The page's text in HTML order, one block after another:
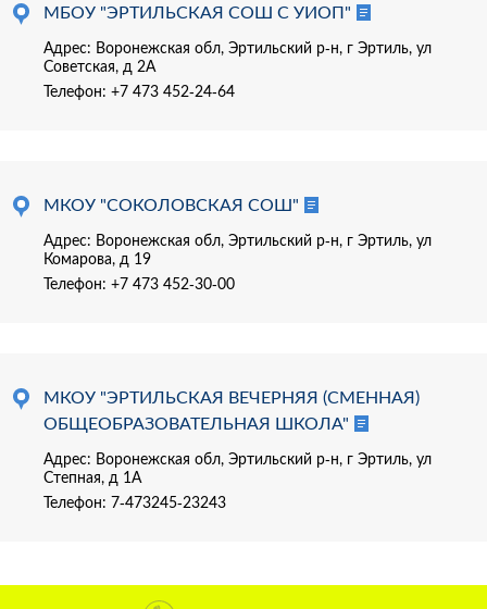
МБОУ "ЭРТИЛЬСКАЯ СОШ С УИОП"
Адрес: Воронежская обл, Эртильский р-н, г Эртиль, ул
Советская, д 2А
Телефон: +7 473 452-24-64
МКОУ "СОКОЛОВСКАЯ СОШ"
Адрес: Воронежская обл, Эртильский р-н, г Эртиль, ул
Комарова, д 19
Телефон: +7 473 452-30-00
МКОУ "ЭРТИЛЬСКАЯ ВЕЧЕРНЯЯ (СМЕННАЯ)
ОБЩЕОБРАЗОВАТЕЛЬНАЯ ШКОЛА"
Адрес: Воронежская обл, Эртильский р-н, г Эртиль, ул
Степная, д 1А
Телефон: 7-473245-23243